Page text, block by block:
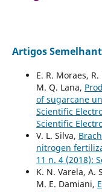
Artigos
E. R. Moraes,
M. Q. Lana,
of sugarcane
Scientific
Scientific
V. L. Silva,
nitrogen
11 n. 4 (2018):
K. N. Varela, A.
M. E. Damiani,